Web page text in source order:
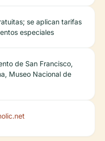
se aplican tarifas
especiales
de San Francisco,
Museo Nacional de